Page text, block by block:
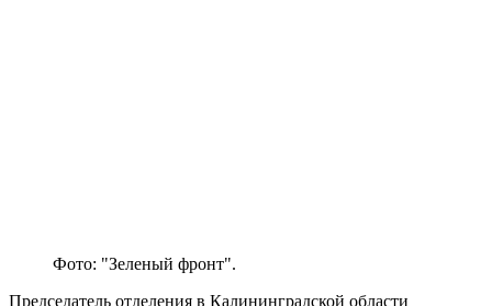
Фото: "Зеленый фронт".
Председатель отделения в Калининградской области